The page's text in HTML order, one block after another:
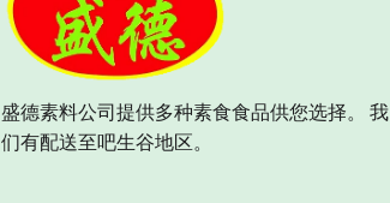
盛德素料公司提供多种素食食品供您选择。 我
们有配送至吧生谷地区。